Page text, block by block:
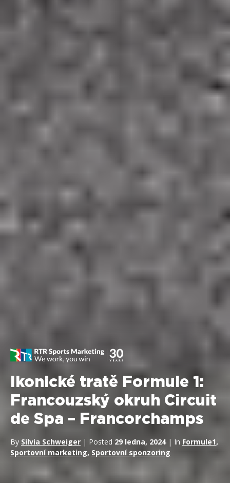
Ikonické tratě Formule 1:
Francouzský okruh Circuit
de Spa – Francorchamps
By Silvia Schweiger | Posted 29 ledna, 2024| In Formule1,
Sportovní marketing, Sportovní sponzoring